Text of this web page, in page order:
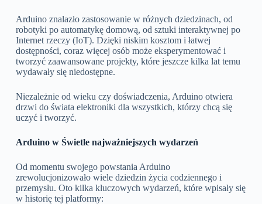
Arduino znalazło zastosowanie w różnych dziedzinach, od
robotyki po automatykę domową, od sztuki interaktywnej po
Internet rzeczy (IoT). Dzięki niskim kosztom i łatwej
dostępności, coraz więcej osób może eksperymentować i
tworzyć zaawansowane projekty, które jeszcze kilka lat temu
wydawały się niedostępne.
Niezależnie od wieku czy doświadczenia, Arduino otwiera
drzwi do świata elektroniki dla wszystkich, którzy chcą się
uczyć i tworzyć.
Arduino w Świetle najważniejszych wydarzeń
Od momentu swojego powstania Arduino
zrewolucjonizowało wiele dziedzin życia codziennego i
przemysłu. Oto kilka kluczowych wydarzeń, które wpisały się
w historię tej platformy: